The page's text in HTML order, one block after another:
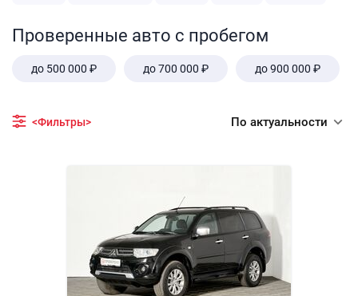
Проверенные авто с пробегом
до 500 000 ₽ до 700 000 ₽ до 900 000 ₽
<Фильтры> По актуальности